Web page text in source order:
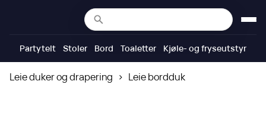
Partytelt Stoler Bord Toaletter Kjøle- og fryseutstyr
Leie duker og drapering > Leie bordduk